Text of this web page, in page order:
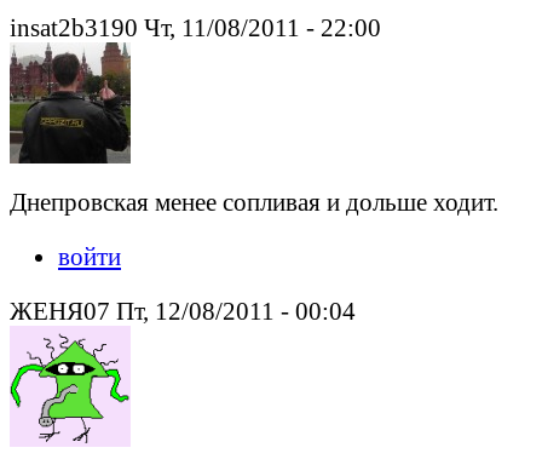
insat2b3190 Чт, 11/08/2011 - 22:00
Днепровская менее сопливая и дольше ходит.
войти
ЖЕНЯ07 Пт, 12/08/2011 - 00:04